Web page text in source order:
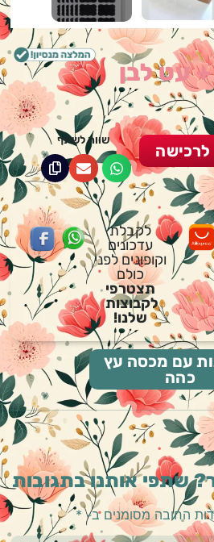
עט לבן
שווה לשתף
לרכישה
לקבלת
עדכונים
וקופונים לפני
כולם
תצטרפי
לקבוצות
שלנו!
עם מכסה עץ
כהה
שתפי אותנו בתגובות
החובה מסומנים ב-*